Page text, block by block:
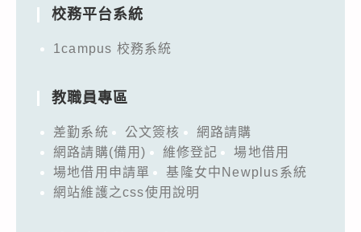
校務平台系統
1campus 校務系統
教職員專區
差勤系統 公文簽核
網路請購
網路請購(備用)
維修登記
場地借用
場地借用申請單
基隆女中Newplus系統
網站維護之css使用說明